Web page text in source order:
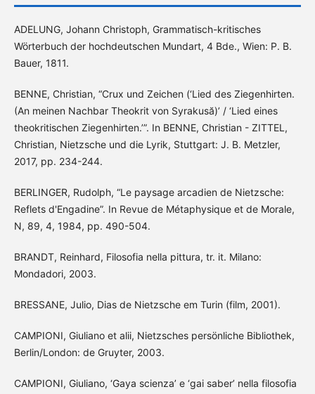
ADELUNG, Johann Christoph, Grammatisch-kritisches
Wörterbuch der hochdeutschen Mundart, 4 Bde., Wien: P. B.
Bauer, 1811.
BENNE, Christian, “Crux und Zeichen (‘Lied des Ziegenhirten.
(An meinen Nachbar Theokrit von Syrakusă)’ / ‘Lied eines
theokritischen Ziegenhirten.’”. In BENNE, Christian - ZITTEL,
Christian, Nietzsche und die Lyrik, Stuttgart: J. B. Metzler,
2017, pp. 234-244.
BERLINGER, Rudolph, “Le paysage arcadien de Nietzsche:
Reflets d'Engadine”. In Revue de Métaphysique et de Morale,
N, 89, 4, 1984, pp. 490-504.
BRANDT, Reinhard, Filosofia nella pittura, tr. it. Milano:
Mondadori, 2003.
BRESSANE, Julio, Dias de Nietzsche em Turin (film, 2001).
CAMPIONI, Giuliano et alii, Nietzsches persönliche Bibliothek,
Berlin/London: de Gruyter, 2003.
CAMPIONI, Giuliano, ‘Gaya scienza’ e ‘gai saber’ nella filosofia